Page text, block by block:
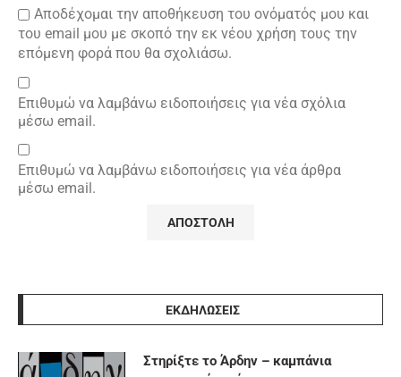
Αποδέχομαι την αποθήκευση του ονόματός μου και
του email μου με σκοπό την εκ νέου χρήση τους την
επόμενη φορά που θα σχολιάσω.
Επιθυμώ να λαμβάνω ειδοποιήσεις για νέα σχόλια
μέσω email.
Επιθυμώ να λαμβάνω ειδοποιήσεις για νέα άρθρα
μέσω email.
ΕΚΔΗΛΩΣΕΙΣ
Στηρίξτε το Άρδην – καμπάνια